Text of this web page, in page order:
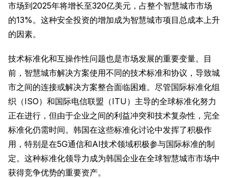
市场到2025年将增长至320亿美元，占整个智慧城市市场
的13%。这种安全投资的增加成为智慧城市项目总成本上升
的因素。
技术标准化和互操作性问题也是市场发展的重要变量。目
前，智慧城市解决方案使用不同的技术标准和协议，导致城
市之间的连接或解决方案整合面临困难。尽管国际标准化组
织（ISO）和国际电信联盟（ITU）主导的全球标准化努力
正在进行，但由于企业之间的利益冲突和技术复杂性，完全
标准化仍需时间。韩国在这些标准化讨论中发挥了积极作
用，特别是在5G通信和AI技术领域积极参与国际标准的制
定。这种标准化领导力成为韩国企业在全球智慧城市市场中
获得竞争优势的重要资产。